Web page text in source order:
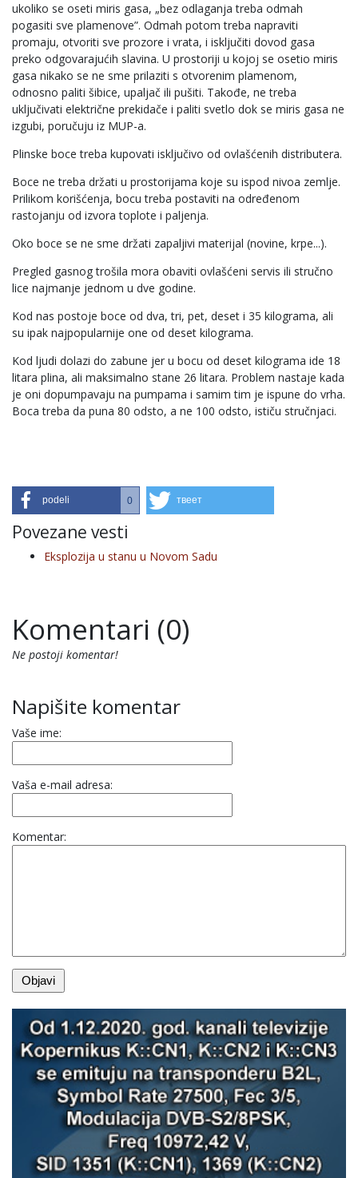
ukoliko se oseti miris gasa, „bez odlaganja treba odmah
pogasiti sve plamenove”. Odmah potom treba napraviti
promaju, otvoriti sve prozore i vrata, i isključiti dovod gasa
preko odgovarajućih slavina. U prostoriji u kojoj se osetio miris
gasa nikako se ne sme prilaziti s otvorenim plamenom,
odnosno paliti šibice, upaljač ili pušiti. Takođe, ne treba
uključivati električne prekidače i paliti svetlo dok se miris gasa ne
izgubi, poručuju iz MUP-a.
Plinske boce treba kupovati isključivo od ovlašćenih distributera.
Boce ne treba držati u prostorijama koje su ispod nivoa zemlje.
Prilikom korišćenja, bocu treba postaviti na određenom
rastojanju od izvora toplote i paljenja.
Oko boce se ne sme držati zapaljivi materijal (novine, krpe...).
Pregled gasnog trošila mora obaviti ovlašćeni servis ili stručno
lice najmanje jednom u dve godine.
Kod nas postoje boce od dva, tri, pet, deset i 35 kilograma, ali
su ipak najpopularnije one od deset kilograma.
Kod ljudi dolazi do zabune jer u bocu od deset kilograma ide 18
litara plina, ali maksimalno stane 26 litara. Problem nastaje kada
je oni dopumpavaju na pumpama i samim tim je ispune do vrha.
Boca treba da puna 80 odsto, a ne 100 odsto, ističu stručnjaci.
podeli 0 твеет
Povezane vesti
Eksplozija u stanu u Novom Sadu
Komentari (0)
Ne postoji komentar!
Napišite komentar
Vaše ime:
Vaša e-mail adresa:
Komentar: